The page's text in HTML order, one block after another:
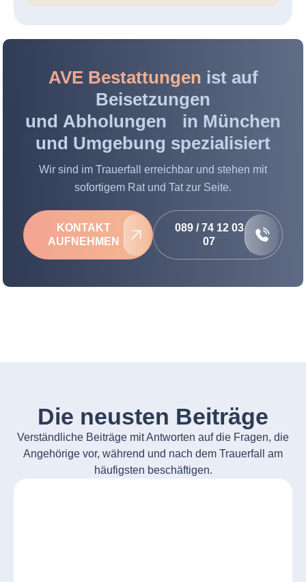
AVE Bestattungen ist auf
Beisetzungen
und Abholungen in München
und Umgebung spezialisiert
Wir sind im Trauerfall erreichbar und stehen mit
sofortigem Rat und Tat zur Seite.
KONTAKT
AUFNEHMEN
089 / 74 12 03
07
Die neusten Beiträge
Verständliche Beiträge mit Antworten auf die Fragen, die
Angehörige vor, während und nach dem Trauerfall am
häufigsten beschäftigen.